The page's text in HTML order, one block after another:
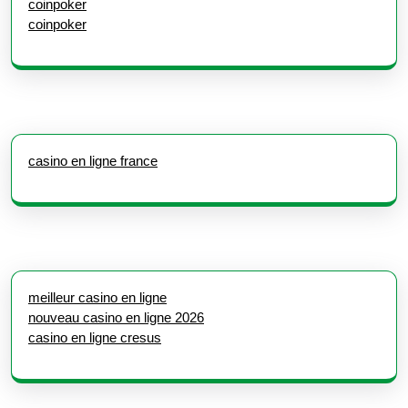
coinpoker
coinpoker
casino en ligne france
meilleur casino en ligne
nouveau casino en ligne 2026
casino en ligne cresus